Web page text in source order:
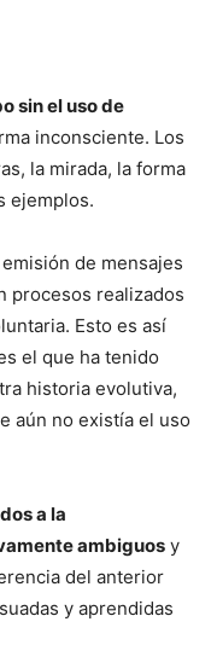
sin el uso de
inconsciente. Los
la mirada, la forma
ejemplos.
de mensajes
procesos realizados
Esto es así
el que ha tenido
historia evolutiva,
aún no existía el uso
a la
ambiguos y
del anterior
y aprendidas